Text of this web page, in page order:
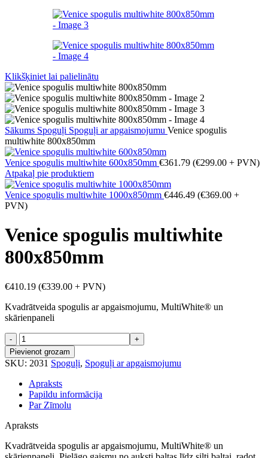
Klikšķiniet lai palielinātu
Sākums Spoguļi Spoguļi ar apgaismojumu Venice spogulis
multiwhite 800x850mm
Venice spogulis multiwhite 600x850mm €361.79 (€299.00 + PVN)
Atpakaļ pie produktiem
Venice spogulis multiwhite 1000x850mm €446.49 (€369.00 +
PVN)
Venice spogulis multiwhite
800x850mm
€410.19 (€339.00 + PVN)
Kvadrātveida spogulis ar apgaismojumu, MultiWhite® un
skārienpaneli
Venice
spogulis
multiwhite
800x850mm
daudzums
Pievienot grozam
SKU: 2031 Spoguļi, Spoguļi ar apgaismojumu
Apraksts
Papildu informācija
Par Zīmolu
Apraksts
Kvadrātveida spogulis ar apgaismojumu, MultiWhite® un